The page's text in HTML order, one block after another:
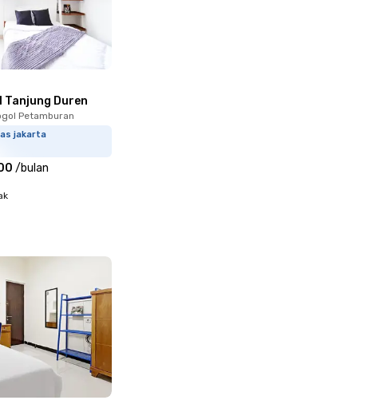
Tanjung Duren
Petamburan
jakarta
/bulan